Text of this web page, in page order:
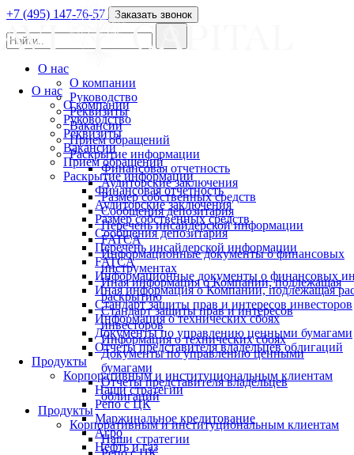
О нас
О компании
Руководство
Реквизиты
Вакансии
Прием обращений
Раскрытие информации
Финансовая отчетность
Аудиторские заключения
Размер собственных средств
Сообщения депозитария
Перечень инсайдерской информации
FATCA
Информационные документы о финансовых
Иная информация о Компании, подлежащая
Стандарт защиты прав и интересов инвесторов
Информация о технических сбоях
Документы по управлению ценными бумагами
Отчеты представителя владельцев облигаций
Продукты
Корпоративным и институциональным клиентам
Наши стратегии
Репо с ЦК
Маржинальное кредитование
Агро
Нефть и газ
+7 (495) 147-76-57 Заказать звонок
О нас
О компании
Руководство
Реквизиты
Вакансии
Прием обращений
Раскрытие информации
Финансовая отчетность
Аудиторские заключения
Размер собственных средств
Сообщения депозитария
Перечень инсайдерской информации
FATCA
Информационные документы о финансовых
инструментах
Иная информация о Компании, подлежащая
раскрытию
Стандарт защиты прав и интересов
инвесторов
Информация о технических сбоях
Документы по управлению ценными
бумагами
Отчеты представителя владельцев
облигаций
Продукты
Корпоративным и институциональным клиентам
Наши стратегии